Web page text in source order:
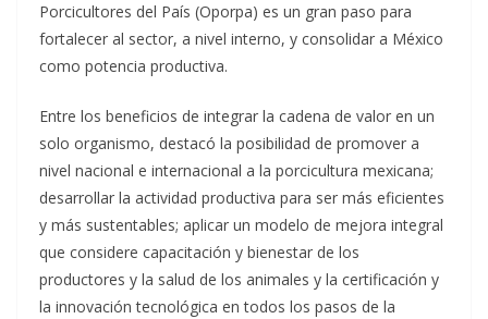
Porcicultores del País (Oporpa) es un gran paso para
fortalecer al sector, a nivel interno, y consolidar a México
como potencia productiva.
Entre los beneficios de integrar la cadena de valor en un
solo organismo, destacó la posibilidad de promover a
nivel nacional e internacional a la porcicultura mexicana;
desarrollar la actividad productiva para ser más eficientes
y más sustentables; aplicar un modelo de mejora integral
que considere capacitación y bienestar de los
productores y la salud de los animales y la certificación y
la innovación tecnológica en todos los pasos de la